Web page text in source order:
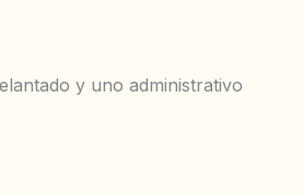
y uno administrativo